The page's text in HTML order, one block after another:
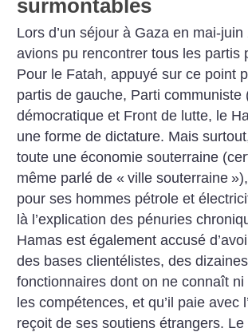
surmontables
Lors d’un séjour à Gaza en mai-juin
avions pu rencontrer tous les partis
Pour le Fatah, appuyé sur ce point
partis de gauche, Parti communiste
démocratique et Front de lutte, le
une forme de dictature. Mais
toute une économie souterraine
même parlé de « ville souterraine
pour ses hommes pétrole et
là l’explication des pénuries
Hamas est également accusé
des bases clientélistes, des
fonctionnaires dont on ne connaît ni
les compétences, et qu’il paie avec
reçoit de ses soutiens étrangers.